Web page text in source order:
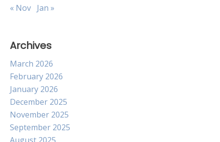
« Nov Jan »
Archives
March 2026
February 2026
January 2026
December 2025
November 2025
September 2025